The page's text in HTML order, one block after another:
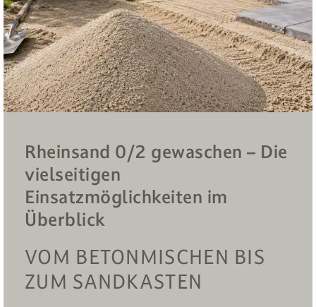
Rheinsand 0/2 gewaschen – Die
vielseitigen
Einsatzmöglichkeiten im
Überblick
VOM BETONMISCHEN BIS
ZUM SANDKASTEN